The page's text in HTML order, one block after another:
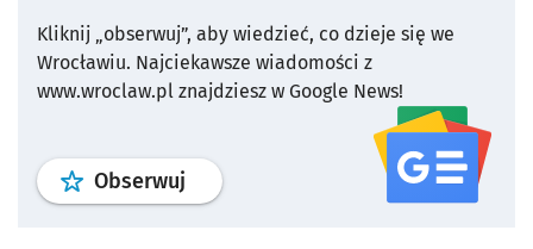
Kliknij „obserwuj”, aby wiedzieć, co dzieje się we
Wrocławiu. Najciekawsze wiadomości z
www.wroclaw.pl znajdziesz w Google News!
Obserwuj profil serwisu